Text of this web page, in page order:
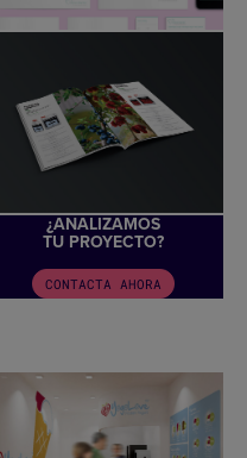
¿ANALIZAMOS
TU PROYECTO?
CONTACTA AHORA